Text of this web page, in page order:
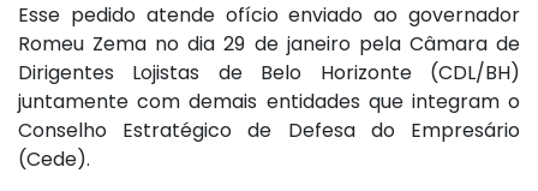
Esse pedido atende ofício enviado ao governador
Romeu Zema no dia 29 de janeiro pela Câmara de
Dirigentes Lojistas de Belo Horizonte (CDL/BH)
juntamente com demais entidades que integram o
Conselho Estratégico de Defesa do Empresário
(Cede).